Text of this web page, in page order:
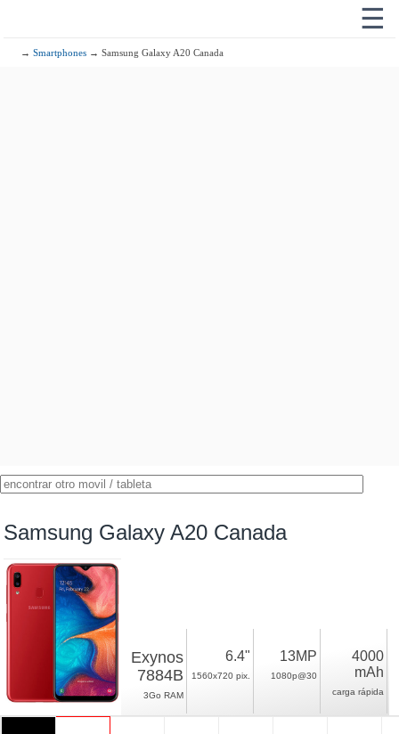
☰
→Smartphones → Samsung Galaxy A20 Canada
Samsung Galaxy A20 Canada
Exynos
7884B
3Go RAM
6.4"
1560x720 pix.
13MP
1080p@30
4000
mAh
carga rápida